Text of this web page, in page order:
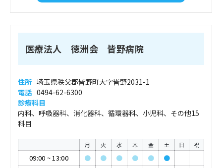
医療法人 徳洲会 皆野病院
住所 埼玉県秩父郡皆野町大字皆野2031-1
電話 0494-62-6300
診療科目
内科、呼吸器科、消化器科、循環器科、小児科、その他15
科目
月 火 水 木 金 土 日 祝
09:00 ~13:00 ● ● ● ● ●
●